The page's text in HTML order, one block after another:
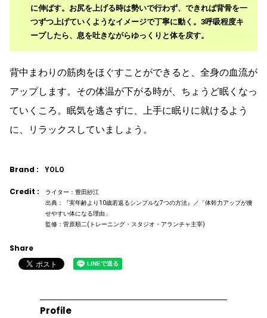
に伸ばす。お尻を上げる時は勢いで行わず、できれば背骨を一
つずつ上げていくようなイメージで丁寧に動く。3呼吸程度キ
ープしたら、息を吐きながらゆっくりと体を戻す。
背中まわりの筋肉をほぐすことができると、全身の血流が
アップします。その体温が下がる時が、ちょうど眠くなっ
ていくころ。眠気を逃さずに、上手に眠りに就けるよう
に、リラックスしていましょう。
Brand : YOLO
Credit :
ライター：豊田紗江
出典：『実年齢より10歳若返るシンプルな7つの方法』／「体幹力アップが痩
せやすい体になる理由」
監修：菅原順二(トレーニング・スタジオ・アランチャ主宰)
Share
Profile